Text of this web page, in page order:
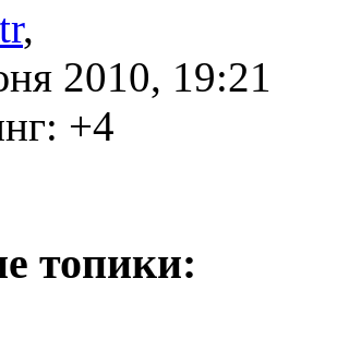
,
2010, 19:21
+4
топики: